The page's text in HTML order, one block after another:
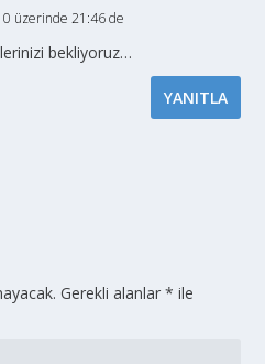
üzerinde 21:46 de
bekliyoruz…
YANITLA
Gerekli alanlar* ile